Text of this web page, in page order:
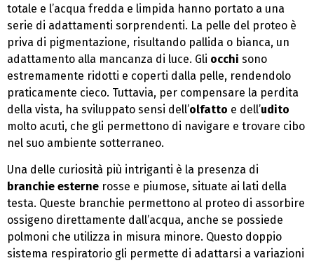
totale e l’acqua fredda e limpida hanno portato a una
serie di adattamenti sorprendenti. La pelle del proteo è
priva di pigmentazione, risultando pallida o bianca, un
adattamento alla mancanza di luce. Gli occhi sono
estremamente ridotti e coperti dalla pelle, rendendolo
praticamente cieco. Tuttavia, per compensare la perdita
della vista, ha sviluppato sensi dell’olfatto e dell’udito
molto acuti, che gli permettono di navigare e trovare cibo
nel suo ambiente sotterraneo.
Una delle curiosità più intriganti è la presenza di
branchie esterne rosse e piumose, situate ai lati della
testa. Queste branchie permettono al proteo di assorbire
ossigeno direttamente dall’acqua, anche se possiede
polmoni che utilizza in misura minore. Questo doppio
sistema respiratorio gli permette di adattarsi a variazioni